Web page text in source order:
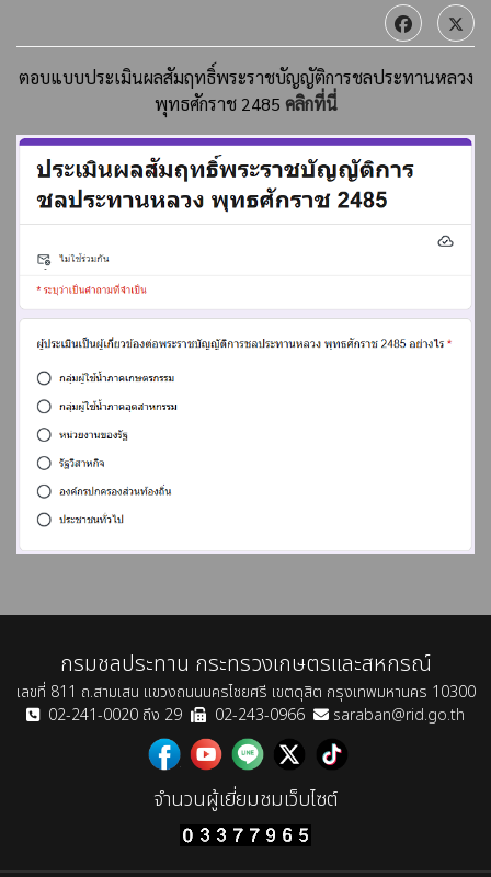
ตอบแบบประเมินผลสัมฤทธิ์พระราชบัญญัติการชลประทานหลวง
พุทธศักราช 2485 คลิกที่นี่
กรมชลประทาน กระทรวงเกษตรและสหกรณ์
เลขที่ 811 ถ.สามเสน แขวงถนนนครไชยศรี เขตดุสิต กรุงเทพมหานคร 10300
02-241-0020 ถึง 29
02-243-0966 saraban@rid.go.th
จำนวนผู้เยี่ยมชมเว็บไซต์